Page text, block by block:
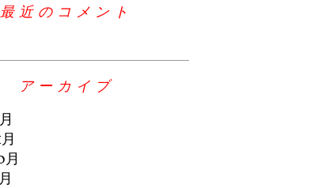
最近のコメント
アーカイブ